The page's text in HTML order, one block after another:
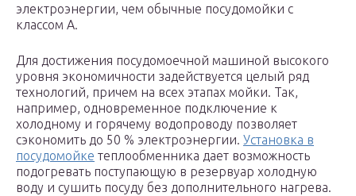
электроэнергии, чем обычные посудомойки с
классом А.
Для достижения посудомоечной машиной высокого
уровня экономичности задействуется целый ряд
технологий, причем на всех этапах мойки. Так,
например, одновременное подключение к
холодному и горячему водопроводу позволяет
сэкономить до 50 % электроэнергии. Установка в
посудомойке теплообменника дает возможность
подогревать поступающую в резервуар холодную
воду и сушить посуду без дополнительного нагрева.